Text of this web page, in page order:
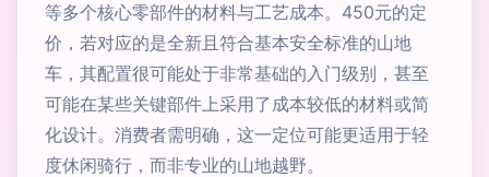
等多个核心零部件的材料与工艺成本。450元的定
价，若对应的是全新且符合基本安全标准的山地
车，其配置很可能处于非常基础的入门级别，甚至
可能在某些关键部件上采用了成本较低的材料或简
化设计。消费者需明确，这一定位可能更适用于轻
度休闲骑行，而非专业的山地越野。